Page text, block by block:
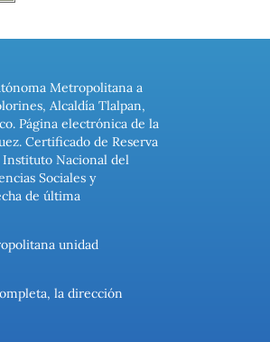
Metropolitana a
Alcaldía Tlalpan,
Página electrónica de la
Certificado de Reserva
Instituto Nacional del
Sociales y
de última
unidad
la dirección